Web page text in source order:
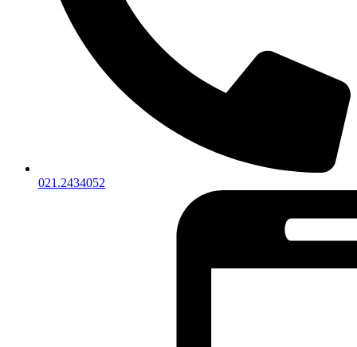
021.2434052